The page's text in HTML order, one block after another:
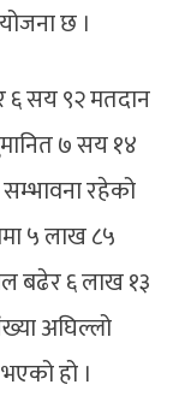
छ ।
६ सय ९२ मतदान
७ सय १४
रहेको
५ लाख ८५
बढेर ६ लाख १३
अघिल्लो
हो ।